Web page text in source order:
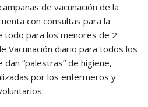
de vacunación de la
con consultas para la
todo para los menores de 2
Vacunación diario para todos los
“palestras” de higiene,
por los enfermeros y